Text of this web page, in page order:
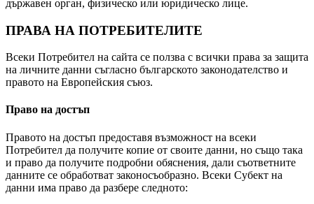
държавен орган, физическо или юридическо лице.
ПРАВА НА ПОТРЕБИТЕЛИТЕ
Всеки Потребител на сайта се ползва с всички права за защита
на личните данни съгласно българското законодателство и
правото на Европейския съюз.
Право на достъп
Правото на достъп предоставя възможност на всеки
Потребител да получите копие от своите данни, но също така
и право да получите подробни обяснения, дали съответните
данните се обработват законосъобразно. Всеки Субект на
данни има право да разбере следното: